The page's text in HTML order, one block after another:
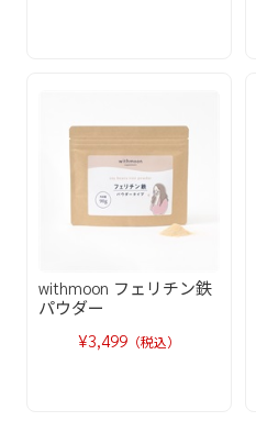
withmoon フェリチン鉄
パウダー
¥3,499 （税込）